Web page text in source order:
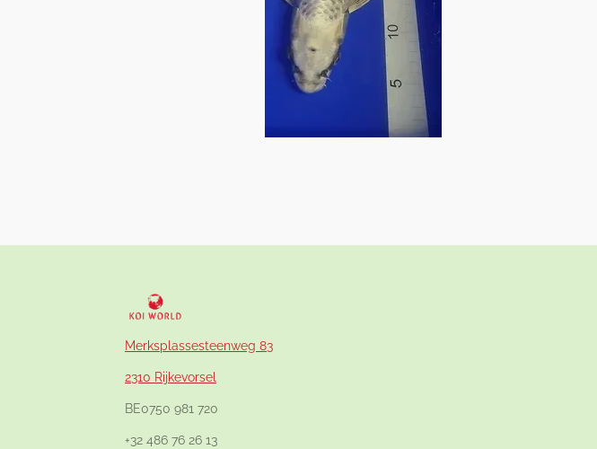
Merksplassesteenweg 83
2310 Rijkevorsel
BE0750 981 720
+32 486 76 26 13